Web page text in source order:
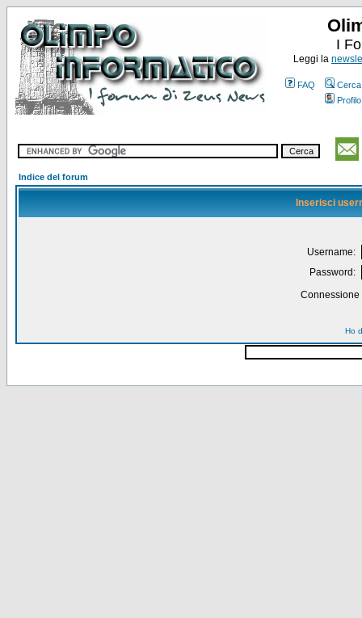
I
Leggi la
FAQ
Cerca
Profilo
Indice del forum
Inserisci
Username:
Password:
Ho